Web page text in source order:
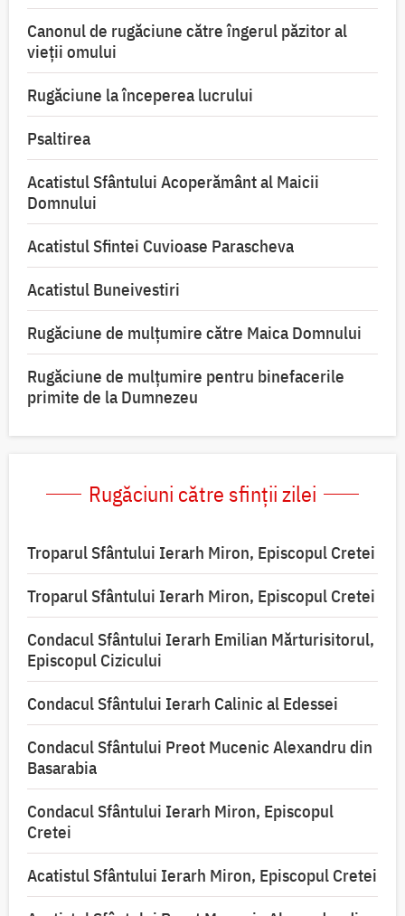
Canonul de rugăciune către îngerul păzitor al
vieții omului
Rugăciune la începerea lucrului
Psaltirea
Acatistul Sfântului Acoperământ al Maicii
Domnului
Acatistul Sfintei Cuvioase Parascheva
Acatistul Buneivestiri
Rugăciune de mulţumire către Maica Domnului
Rugăciune de mulțumire pentru binefacerile
primite de la Dumnezeu
Rugăciuni către sfinții zilei
Troparul Sfântului Ierarh Miron, Episcopul Cretei
Troparul Sfântului Ierarh Miron, Episcopul Cretei
Condacul Sfântului Ierarh Emilian Mărturisitorul,
Episcopul Cizicului
Condacul Sfântului Ierarh Calinic al Edessei
Condacul Sfântului Preot Mucenic Alexandru din
Basarabia
Condacul Sfântului Ierarh Miron, Episcopul
Cretei
Acatistul Sfântului Ierarh Miron, Episcopul Cretei